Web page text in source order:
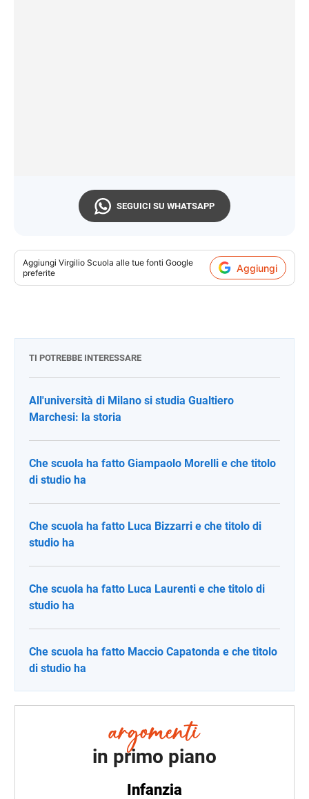
SEGUICI SU WHATSAPP
Aggiungi Virgilio Scuola alle tue fonti Google
preferite
Aggiungi
TI POTREBBE INTERESSARE
All'università di Milano si studia Gualtiero
Marchesi: la storia
Che scuola ha fatto Giampaolo Morelli e che titolo
di studio ha
Che scuola ha fatto Luca Bizzarri e che titolo di
studio ha
Che scuola ha fatto Luca Laurenti e che titolo di
studio ha
Che scuola ha fatto Maccio Capatonda e che titolo
di studio ha
in primo piano
Infanzia